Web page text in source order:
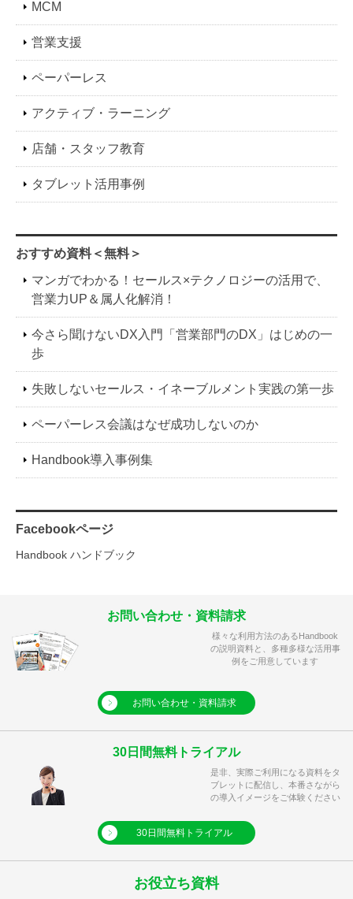
MCM
営業支援
ペーパーレス
アクティブ・ラーニング
店舗・スタッフ教育
タブレット活用事例
おすすめ資料＜無料＞
マンガでわかる！セールス×テクノロジーの活用で、
営業力UP＆属人化解消！
今さら聞けないDX入門「営業部門のDX」はじめの一
歩
失敗しないセールス・イネーブルメント実践の第一歩
ペーパーレス会議はなぜ成功しないのか
Handbook導入事例集
Facebookページ
Handbook ハンドブック
お問い合わせ・資料請求
様々な利用方法のあるHandbook
の説明資料と、多種多様な活用事
例をご用意しています
お問い合わせ・資料請求
30日間無料トライアル
是非、実際ご利用になる資料をタ
ブレットに配信し、本番さながら
の導入イメージをご体験ください
30日間無料トライアル
お役立ち資料